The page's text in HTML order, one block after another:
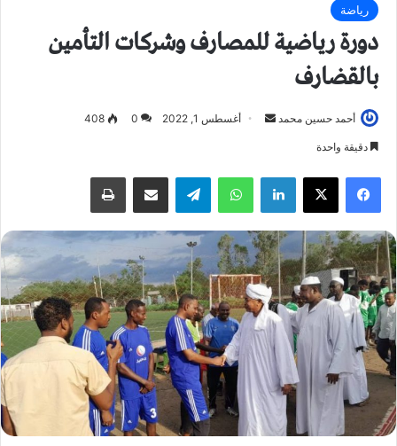
رياضة
دورة رياضية للمصارف وشركات التأمين
بالقضارف
أحمد حسين محمد
ل
ي
د
ا
إ
ل
ك
ت
ر
و
ن
أغسطس 1, 2022 0
408
دقيقة واحدة
فيسبوك لينكدإن واتساب